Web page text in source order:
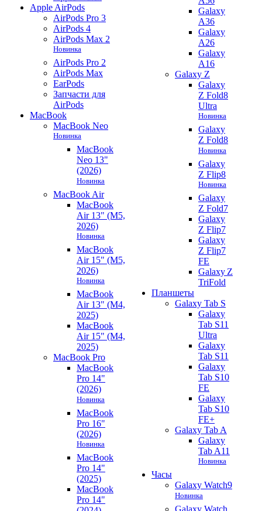
Apple AirPods
AirPods Pro 3
AirPods 4
AirPods Max 2
Новинка
AirPods Pro 2
AirPods Max
EarPods
Запчасти для
AirPods
MacBook
MacBook Neo
Новинка
MacBook
Neo 13"
(2026)
Новинка
MacBook Air
MacBook
Air 13" (M5,
2026)
Новинка
MacBook
Air 15" (M5,
2026)
Новинка
MacBook
Air 13" (M4,
2025)
MacBook
Air 15" (M4,
2025)
MacBook Pro
MacBook
Pro 14"
(2026)
Новинка
MacBook
Pro 16"
(2026)
Новинка
MacBook
Pro 14"
(2025)
MacBook
Pro 14"
Galaxy
A36
Galaxy
A26
Galaxy
A16
Galaxy Z
Galaxy
Z Fold8
Ultra
Новинка
Galaxy
Z Fold8
Новинка
Galaxy
Z Flip8
Новинка
Galaxy
Z Fold7
Galaxy
Z Flip7
Galaxy
Z Flip7
FE
Galaxy Z
TriFold
Планшеты
Galaxy Tab S
Galaxy
Tab S11
Ultra
Galaxy
Tab S11
Galaxy
Tab S10
FE
Galaxy
Tab S10
FE+
Galaxy Tab A
Galaxy
Tab A11
Новинка
Часы
Galaxy Watch9
Новинка
Galaxy Watch